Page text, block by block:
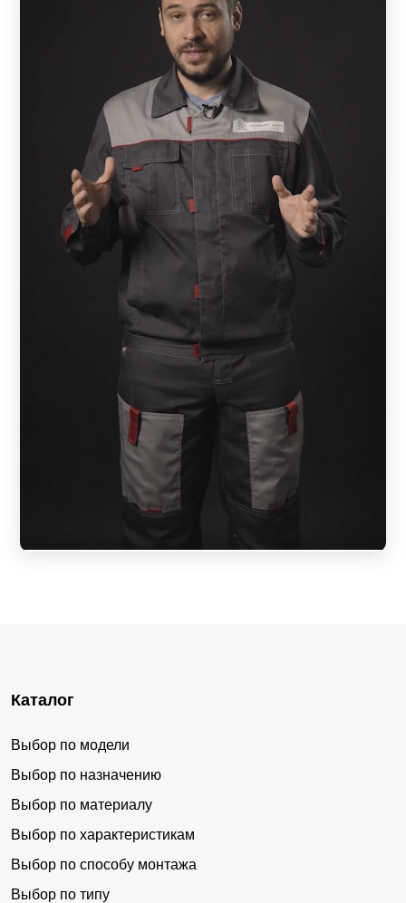
Каталог
Выбор по модели
Выбор по назначению
Выбор по материалу
Выбор по характеристикам
Выбор по способу монтажа
Выбор по типу